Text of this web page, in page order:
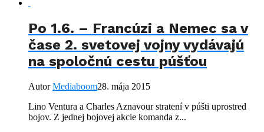
Po 1.6. – Francúzi a Nemec sa v
čase 2. svetovej vojny vydávajú
na spoločnú cestu púšťou
AutorMediaboom28. mája 2015
Lino Ventura a Charles Aznavour stratení v púšti uprostred
bojov. Z jednej bojovej akcie komanda z...